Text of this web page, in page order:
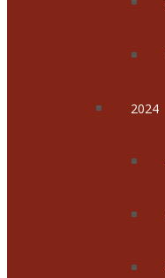
2024